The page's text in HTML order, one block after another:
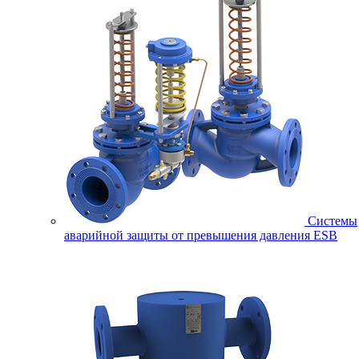
Системы
аварийной защиты от превышения давления ESB